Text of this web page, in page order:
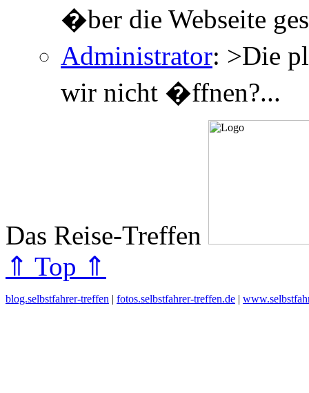
�ber die Webseite
Administrator: >Die
wir nicht �ffnen?...
Das Reise-Treffen
⇑ Top ⇑
blog.selbstfahrer-treffen | fotos.selbstfahrer-treffen.de |